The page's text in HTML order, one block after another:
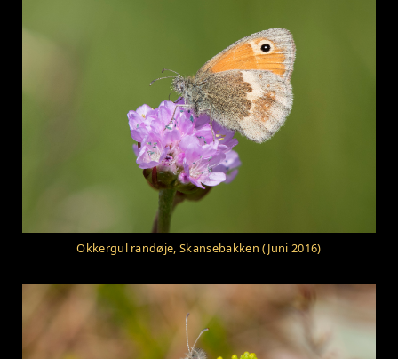
Okkergul randøje, Skansebakken (Juni 2016)